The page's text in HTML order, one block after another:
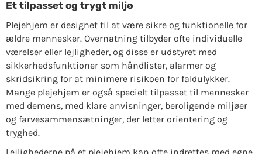
Et tilpasset og trygt miljø
Plejehjem er designet til at være sikre og funktionelle for
ældre mennesker. Overnatning tilbyder ofte individuelle
værelser eller lejligheder, og disse er udstyret med
sikkerhedsfunktioner som håndlister, alarmer og
skridsikring for at minimere risikoen for faldulykker.
Mange plejehjem er også specielt tilpasset til mennesker
med demens, med klare anvisninger, beroligende miljøer
og farvesammensætninger, der letter orientering og
tryghed.
Lejlighederne på et plejehjem kan ofte indrettes med egne